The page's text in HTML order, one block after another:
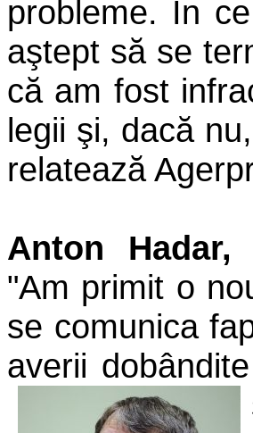
probleme. În
aştept să se
că am fost
legii şi, dacă
relatează
Anton Hadar,
"Am primit o
se comunica
averii